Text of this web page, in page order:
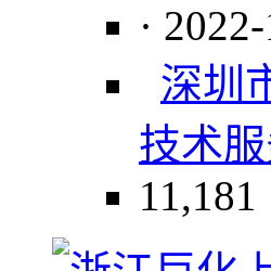
·
深圳
技术
11,181